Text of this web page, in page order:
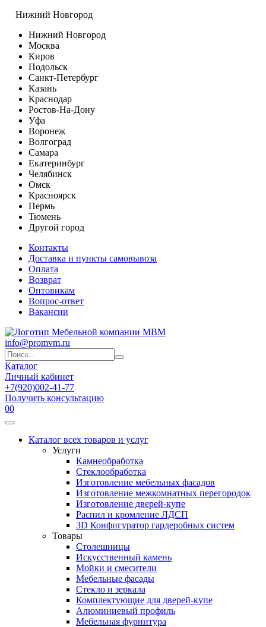
Нижний Новгород
Нижний Новгород
Москва
Киров
Подольск
Санкт-Петербург
Казань
Краснодар
Ростов-На-Дону
Уфа
Воронеж
Волгоград
Самара
Екатеринбург
Челябинск
Омск
Красноярск
Пермь
Тюмень
Другой город
Контакты
Доставка и пункты самовывоза
Оплата
Возврат
Оптовикам
Вопрос-ответ
Вакансии
info@promvm.ru
Каталог
Личный кабинет
+7(920)002-41-77
Получить консультацию
00
Каталог всех товаров и услуг
Услуги
Камнеобработка
Стеклообработка
Изготовление мебельных фасадов
Изготовление межкомнатных перегородок
Изготовление дверей-купе
Распил и кромление ЛДСП
3D Конфигуратор гардеробных систем
Товары
Столешницы
Искусственный камень
Мойки и смесители
Мебельные фасады
Стекло и зеркала
Комплектующие для дверей-купе
Алюминиевый профиль
Мебельная фурнитура